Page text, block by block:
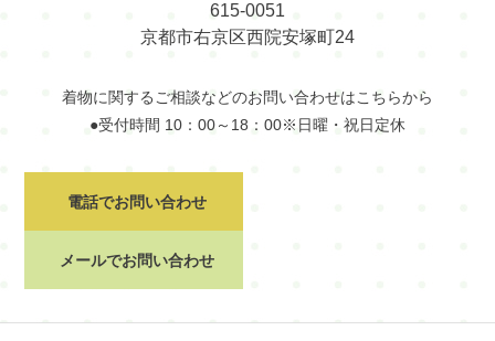
615-0051
京都市右京区西院安塚町24
着物に関するご相談などのお問い合わせはこちらから
●受付時間 10：00～18：00※日曜・祝日定休
電話でお問い合わせ
メールでお問い合わせ